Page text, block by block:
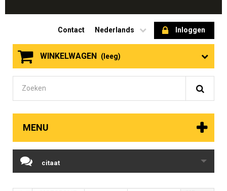
Inloggen
Nederlands
Contact
WINKELWAGEN (leeg)
MENU
citaat